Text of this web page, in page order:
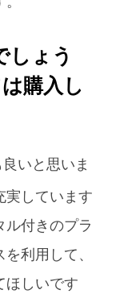
しょう
購入し
いと思いま
実しています
ル付きのプラ
利用して、
ほしいです